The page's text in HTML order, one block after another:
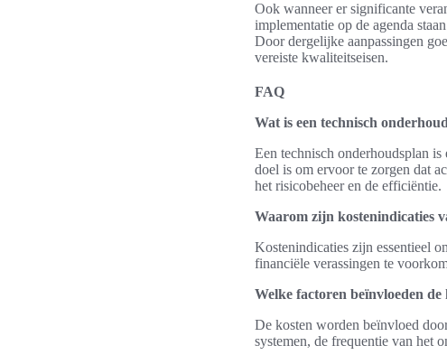
Ook wanneer er significante
implementatie op de agenda
Door dergelijke aanpassingen
vereiste kwaliteitseisen.
FAQ
Wat is een technisch
Een technisch onderhoudsplan
doel is om ervoor te zorgen dat
het risicobeheer en de efficiëntie.
Waarom zijn kostenindicaties
Kostenindicaties zijn essentieel
financiële verassingen te
Welke factoren beïnvloeden
De kosten worden beïnvloed
systemen, de frequentie van het